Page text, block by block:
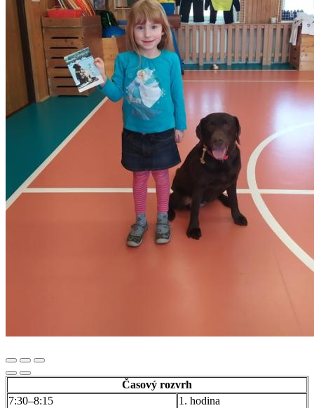
Časový rozvrh
7:30–8:15
1. hodina